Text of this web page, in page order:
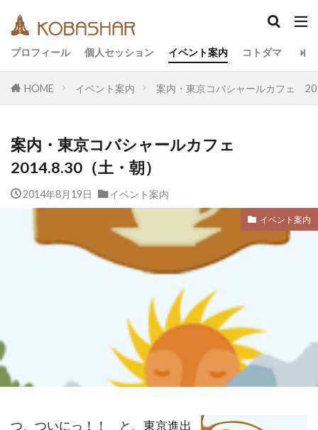
プロフィール 個人セッション イベント案内 コトダマ
HOME イベント案内 案内・東京コバシャールカフェ
案内・東京コバシャールカフェ
2014.8.30（土・朝）
2014年8月19日 イベント案内
イベント案内
つ、ついにっ！！ と、東京進出
カテゴリー
アーティスト
イベント
イヤシロチ
エコ
オフグリッド
デトックス
バシャール・宇宙の法則
ヨガ
リトリート
ワンネス
ヴィーガン 健康
動画
合宿 地底人
引き寄せの法則
沖縄 満月
石川県
覚醒の学校
金沢市
非二元